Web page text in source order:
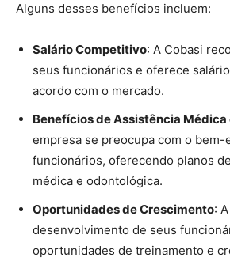
Alguns desses benefícios incluem:
Salário Competitivo: A Cobasi
seus funcionários e oferece
acordo com o mercado.
Benefícios de Assistência
empresa se preocupa com o bem-
funcionários, oferecendo planos
médica e odontológica.
Oportunidades de Crescimento:
desenvolvimento de seus
oportunidades de treinamento e